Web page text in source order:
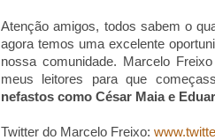
Atenção amigos, todos sabem o
agora temos uma excelente
nossa comunidade. Marcelo
meus leitores para que
nefastos como César Maia e
Twitter do Marcelo Freixo: